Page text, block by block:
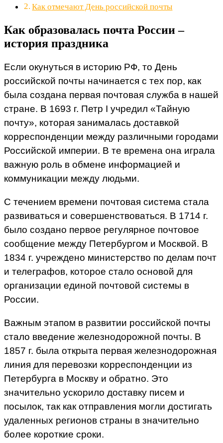
Как отмечают День российской почты
Как образовалась почта России –
история праздника
Если окунуться в историю РФ, то День
российской почты начинается с тех пор, как
была создана первая почтовая служба в нашей
стране. В 1693 г. Петр I учредил «Тайную
почту», которая занималась доставкой
корреспонденции между различными городами
Российской империи. В те времена она играла
важную роль в обмене информацией и
коммуникации между людьми.
С течением времени почтовая система стала
развиваться и совершенствоваться. В 1714 г.
было создано первое регулярное почтовое
сообщение между Петербургом и Москвой. В
1834 г. учреждено министерство по делам почт
и телеграфов, которое стало основой для
организации единой почтовой системы в
России.
Важным этапом в развитии российской почты
стало введение железнодорожной почты. В
1857 г. была открыта первая железнодорожная
линия для перевозки корреспонденции из
Петербурга в Москву и обратно. Это
значительно ускорило доставку писем и
посылок, так как отправления могли достигать
удаленных регионов страны в значительно
более короткие сроки.